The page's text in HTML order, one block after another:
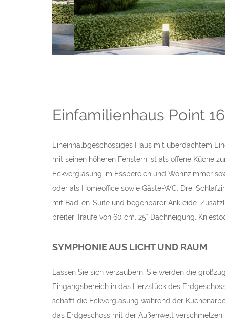
Einfamilienhaus Point
Eineinhalbgeschossiges Haus mit überdachtem
mit seinen höheren Fenstern ist als offene Küche
Eckverglasung im Essbereich und Wohnzimmer
oder als Homeoffice sowie Gäste-WC. Drei
mit Bad-en-Suite und begehbarer Ankleide.
breiter Traufe von 60 cm, 25° Dachneigung,
SYMPHONIE AUS LICHT UND RAUM
Lassen Sie sich verzaubern. Sie werden die
Eingangsbereich in das Herzstück des
schafft die Eckverglasung während der
das Erdgeschoss mit der Außenwelt